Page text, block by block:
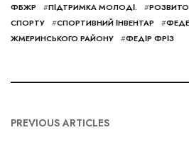
ФБЖР
#ПІДТРИМКА МОЛОДІ. #
СПОРТУ
#СПОРТИВНИЙ ІНВЕНТАР #
ЖМЕРИНСЬКОГО РАЙОНУ
#ФЕДІР ФРІЗ
PREVIOUS ARTICLES